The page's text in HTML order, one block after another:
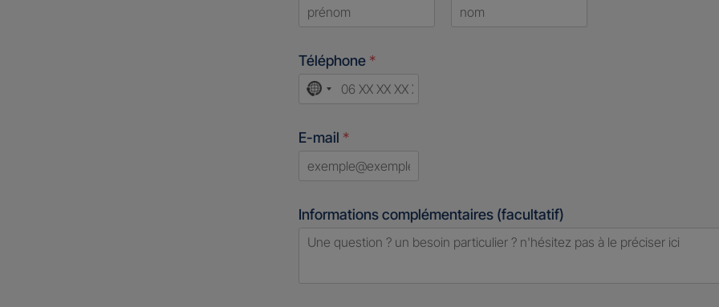
Téléphone *
No
selected
E-mail *
Informations complémentaires (facultatif)